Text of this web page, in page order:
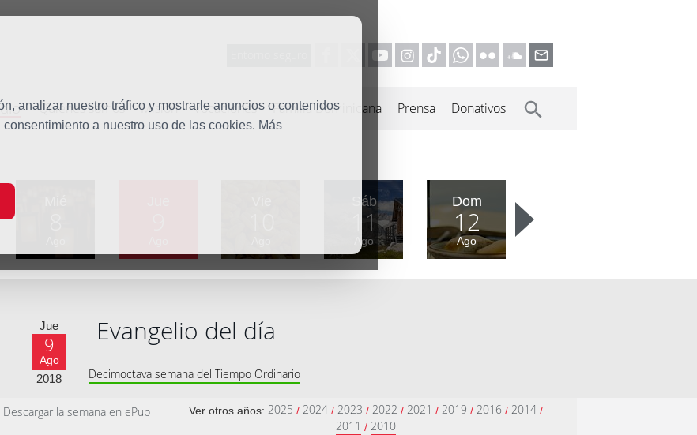
analizar nuestro tráfico y mostrarle anuncios o contenidos
a nuestro uso de las cookies. Más
Quiénes somos Misión Vocaciones Familia Dominicana Prensa Donativos
Sáb
11
Ago
Dom
12
Ago
Jue
9
Ago
2018
Evangelio del día
Decimoctava semana del Tiempo Ordinario
Descargar la semana en ePub Ver otros años: 2025 / 2024 / 2023 / 2022 / 2021 / 2019 / 2016 / 2014 /
2011 / 2010